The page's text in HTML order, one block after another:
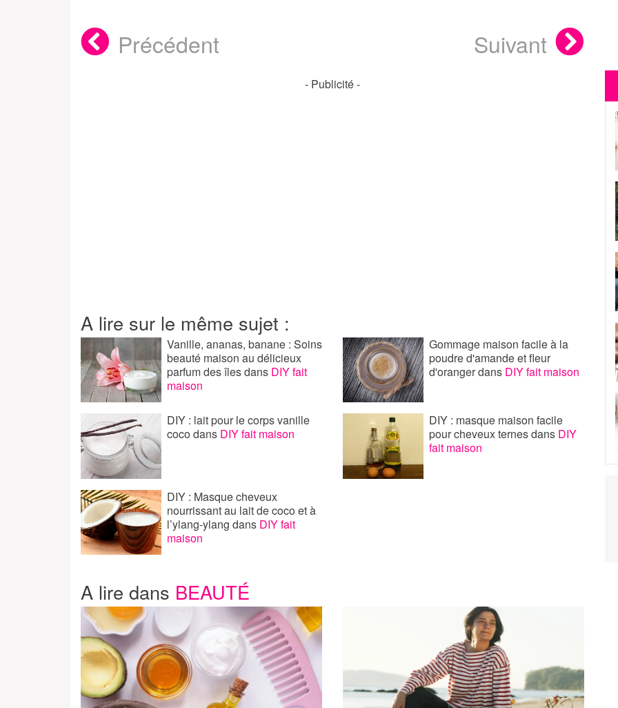
Précédent Suivant
- Publicité -
A lire sur le même sujet :
Vanille, ananas, banane : Soins
beauté maison au délicieux
parfum des îlesdans DIY fait
maison
Gommage maison facile à la
poudre d'amande et fleur
d'orangerdans DIY fait maison
DIY : lait pour le corps vanille
coco dans DIY fait maison
DIY : masque maison facile
pour cheveux ternesdans DIY
fait maison
DIY : Masque cheveux
nourrissant au lait de coco et à
l’ylang-ylang dans DIY fait
maison
A lire dans BEAUTÉ